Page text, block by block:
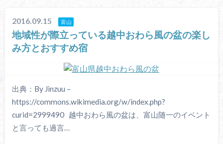
2016.09.15 富山
地域性が際立っている越中おわら風の盆の楽し
み方とおすすめ宿
出典：By Jinzuu –
https://commons.wikimedia.org/w/index.php?
curid=2999490 越中おわら風の盆は、富山随一のイベント
と言っても過言…